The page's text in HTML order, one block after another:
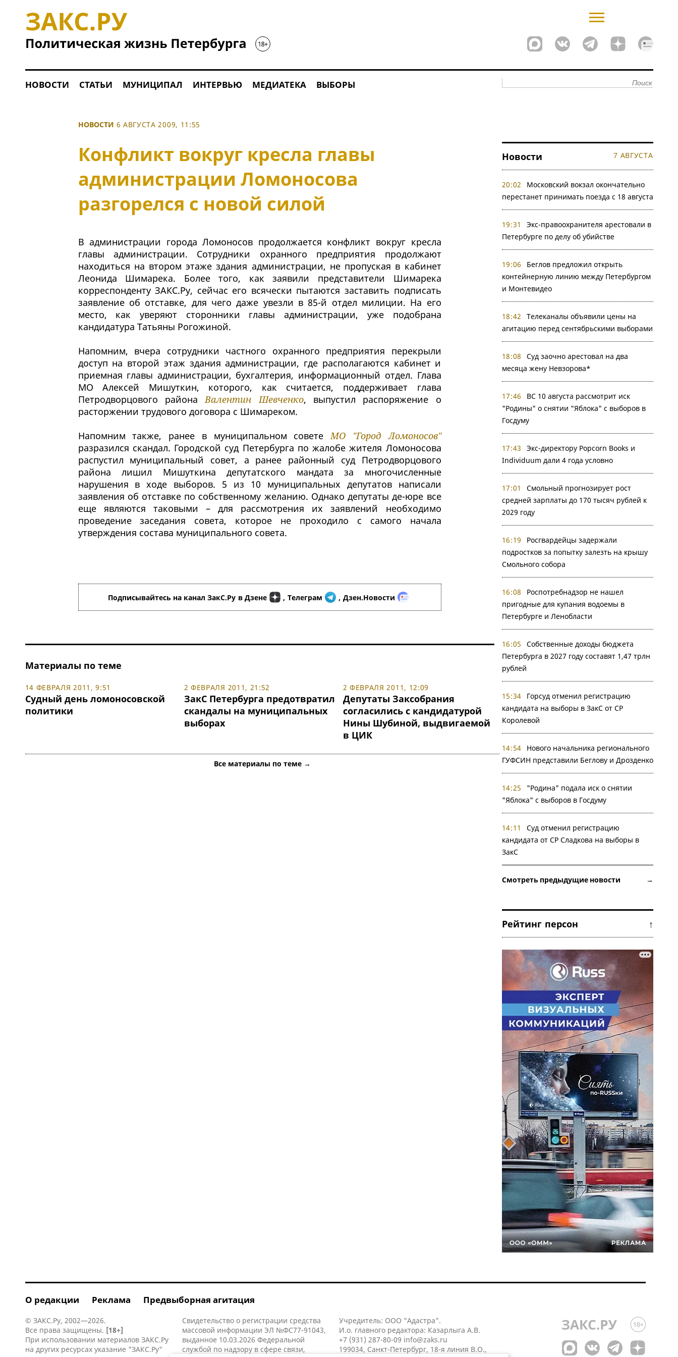
НОВОСТИ СТАТЬИ МУНИЦИПАЛ ИНТЕРВЬЮ МЕДИАТЕКА ВЫБОРЫ
НОВОСТИ 6 АВГУСТА 2009, 11:55
Конфликт вокруг кресла главы
администрации Ломоносова
разгорелся с новой силой
В администрации города Ломоносов продолжается конфликт вокруг кресла
главы администрации. Сотрудники охранного предприятия продолжают
находиться на втором этаже здания администрации, не пропуская в кабинет
Леонида Шимарека. Более того, как заявили представители Шимарека
корреспонденту ЗАКС.Ру, сейчас его всячески пытаются заставить подписать
заявление об отставке, для чего даже увезли в 85-й отдел милиции. На его
место, как уверяют сторонники главы администрации, уже подобрана
кандидатура Татьяны Рогожиной.
Напомним, вчера сотрудники частного охранного предприятия перекрыли
доступ на второй этаж здания администрации, где располагаются кабинет и
приемная главы администрации, бухгалтерия, информационный отдел. Глава
МО Алексей Мишуткин, которого, как считается, поддерживает глава
Петродворцового районаВалентин Шевченко, выпустил распоряжение о
расторжении трудового договора с Шимареком.
Напомним также, ранее в муниципальном советеМО "Город Ломоносов"
разразился скандал. Городской суд Петербурга по жалобе жителя Ломоносова
распустил муниципальный совет, а ранее районный суд Петродворцового
района лишил Мишуткина депутатского мандата за многочисленные
нарушения в ходе выборов. 5 из 10 муниципальных депутатов написали
заявления об отставке по собственному желанию. Однако депутаты де-юре все
еще являются таковыми – для рассмотрения их заявлений необходимо
проведение заседания совета, которое не проходило с самого начала
утверждения состава муниципального совета.
Подписывайтесь на канал ЗакС.Ру в Дзене , Телеграм , Дзен.Новости
Материалы по теме
14 ФЕВРАЛЯ 2011, 9:51
Судный день ломоносовской
политики
2 ФЕВРАЛЯ 2011, 21:52
ЗакС Петербурга предотвратил
скандалы на муниципальных
выборах
2 ФЕВРАЛЯ 2011, 12:09
Депутаты Заксобрания
согласились с кандидатурой
Нины Шубиной, выдвигаемой
в ЦИК
Все материалы по теме →
Новости 7 АВГУСТА
20:02
Московский вокзал окончательно
перестанет принимать поезда с 18 августа
19:31
Экс-правоохранителя арестовали в
Петербурге по делу об убийстве
19:06
Беглов предложил открыть
контейнерную линию между Петербургом
и Монтевидео
18:42
Телеканалы объявили цены на
агитацию перед сентябрьскими выборами
18:08
Суд заочно арестовал на два
месяца жену Невзорова*
17:46
ВС 10 августа рассмотрит иск
"Родины" о снятии "Яблока" с выборов в
Госдуму
17:43
Экс-директору Popcorn Books и
Individuum дали 4 года условно
17:01
Смольный прогнозирует рост
средней зарплаты до 170 тысяч рублей к
2029 году
16:19
Росгвардейцы задержали
подростков за попытку залезть на крышу
Смольного собора
16:08
Роспотребнадзор не нашел
пригодные для купания водоемы в
Петербурге и Ленобласти
16:05
Собственные доходы бюджета
Петербурга в 2027 году составят 1,47 трлн
рублей
15:34
Горсуд отменил регистрацию
кандидата на выборы в ЗакС от СР
Королевой
14:54
Нового начальника регионального
ГУФСИН представили Беглову и Дрозденко
14:25
"Родина" подала иск о снятии
"Яблока" с выборов в Госдуму
14:11
Суд отменил регистрацию
кандидата от СР Сладкова на выборы в
ЗакС
Смотреть предыдущие новости →
Рейтинг персон ↑
О редакции Реклама Предвыборная агитация
© ЗАКС.Ру, 2002—2026.
Все права защищены. [18+]
При использовании материалов ЗАКС.Ру
на других ресурсах указание "ЗАКС.Ру"
Свидетельство о регистрации средства
массовой информации ЭЛ №ФС77-91043,
выданное 10.03.2026 Федеральной
службой по надзору в сфере связи,
Учредитель: ООО "Адастра".
И.о. главного редактора: Казарлыга А.В.
+7 (931) 287-80-09 info@zaks.ru
199034, Санкт-Петербург, 18-я линия В.О.,